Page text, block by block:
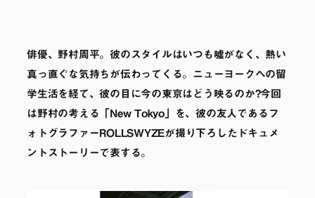
俳優、野村周平。彼のスタイルはいつも嘘がなく、熱い
真っ直ぐな気持ちが伝わってくる。ニューヨークへの留
学生活を経て、彼の目に今の東京はどう映るのか?今回
は野村の考える「New Tokyo」を、彼の友人であるフ
ォトグラファーROLLSWYZEが撮り下ろしたドキュメ
ントストーリーで表する。